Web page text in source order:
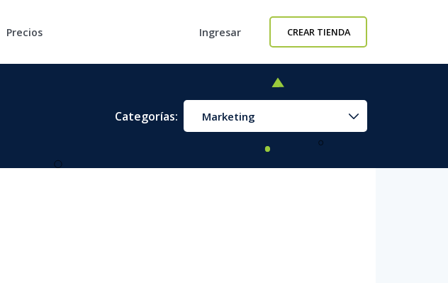
Precios Ingresar CREAR TIENDA
Categorías: Marketing